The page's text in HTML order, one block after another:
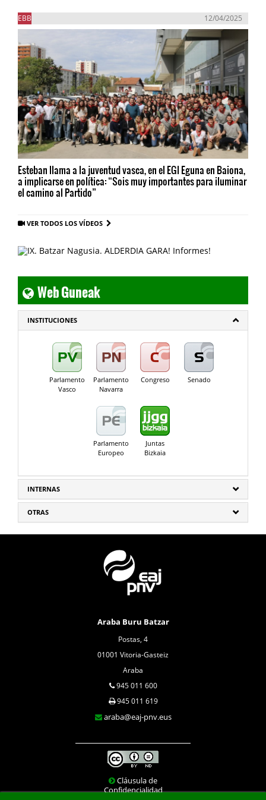
EBB 12/04/2025
Esteban llama a la juventud vasca, en el EGI Eguna en Baiona,
a implicarse en política: “Sois muy importantes para iluminar
el camino al Partido”
VER TODOS LOS VÍDEOS
Web Guneak
INSTITUCIONES
Parlamento
Vasco
Parlamento
Navarra
Congreso Senado
Parlamento
Europeo
Juntas
Bizkaia
INTERNAS
OTRAS
Araba Buru Batzar
Postas, 4
01001 Vitoria-Gasteiz
Araba
945 011 600
945 011 619
araba@eaj-pnv.eus
Cláusula de
Confidencialidad